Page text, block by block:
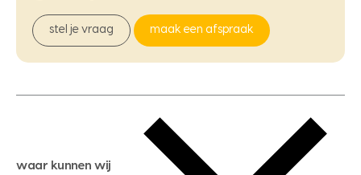
stel je vraag maak een afspraak
waar kunnen wij